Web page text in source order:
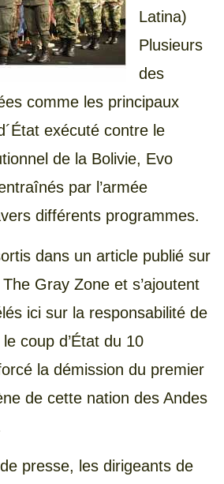
Latina)
Plusieurs
des
comme les principaux
exécuté contre le
de la Bolivie, Evo
par l’armée
différents programmes.
dans un article publié sur
Gray Zone et s’ajoutent
ici sur la responsabilité de
coup d’État du 10
la démission du premier
de cette nation des Andes
presse, les dirigeants de